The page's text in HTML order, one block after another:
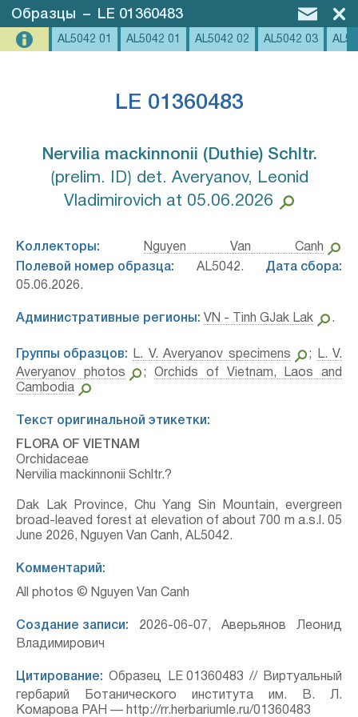
Образцы – LE 01360483
AL5042 01 AL5042 01 AL5042 02 AL5042 03
LE 01360483
Nervilia mackinnonii (Duthie) Schltr.⁣
⟮prelim. ID⟯ det. Averyanov, Leonid
Vladimirovich at 05.06.2026
Коллекторы:
Nguyen Van Canh
Полевой номер образца: AL5042. Дата сбора:
05.06.2026.
Административные регионы: VN - Tinh GJak Lak .
Группы образцов: L. V. Averyanov specimens ;
L. V.
Averyanov photos
;Orchids of Vietnam, Laos and
Cambodia
Текст оригинальной этикетки:
FLORA OF VIETNAM
Orchidaceae
Nervilia mackinnonii Schltr.?
Dak Lak Province, Chu Yang Sin Mountain, evergreen
broad-leaved forest at elevation of about 700 m a.s.l. 05
June 2026, Nguyen Van Canh, AL5042.
Комментарий:
All photos © Nguyen Van Canh
Создание записи: 2026-06-07, Аверьянов Леонид
Владимирович
Цитирование: Образец LE 01360483 // Виртуальный
гербарий Ботанического института им. В. Л.
Комарова РАН — http://rr.herbariumle.ru/01360483